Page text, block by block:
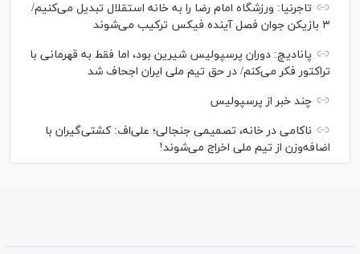
تاجرنیا: ورزشگاه امام رضا را به خانه استقلال تبدیل می‌کنیم/
۳ بازیکن جوان فصل آینده فیکس ترکیب می‌شوند
پانادیچ: دوران پرسپولیس شیرین بود، اما فقط به قهرمانی با
تراکتور فکر می‌کنم/ در حق تیم ملی ایران اجحاف شد
چند خبر از پرسپولیس
ناکامی در خانه، تصمیمی جنجالی؛ علی‌اف: کشتی‌گیران با
اضافه‌وزن از تیم ملی اخراج می‌شوند!